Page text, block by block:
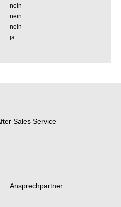
nein
nein
nein
ja
Sales Service
Ansprechpartner